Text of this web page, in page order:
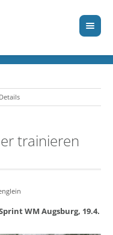
trainieren
WM Augsburg, 19.4.